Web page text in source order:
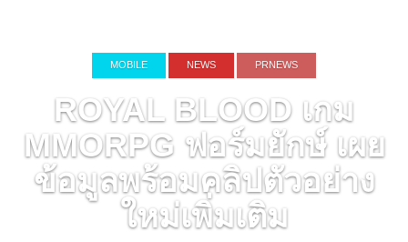
MOBILE NEWS PRNEWS
ROYAL BLOOD เกม
MMORPG ฟอร์มยักษ์ เผย
ข้อมูลพร้อมคลิปตัวอย่าง
ใหม่เพิ่มเติม